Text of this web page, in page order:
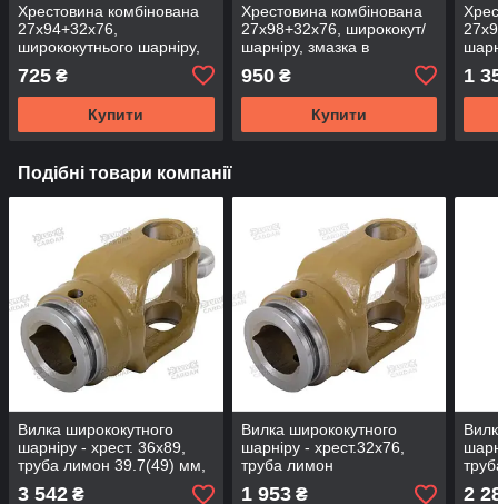
Хрестовина комбінована
27x94+32x76,
ширококутнього шарніру,
UJ2732-1S (DSP)
725 ₴
Купити
Хрестовина комбінована
27x98+32x76, ширококут/
шарніру, змазка в
UJ2732A-1S
950₴
Купити
1
Подібні товари компанії
Вилка ширококутного
шарніру - хрест. 36х89,
труба лимон 39.7(49) мм,
під WAJCY3236
3 542 ₴
Вилка ширококутного
шарніру - хрест.32х76,
труба лимон
48.3(58.5)мм, під
1 953₴ 2